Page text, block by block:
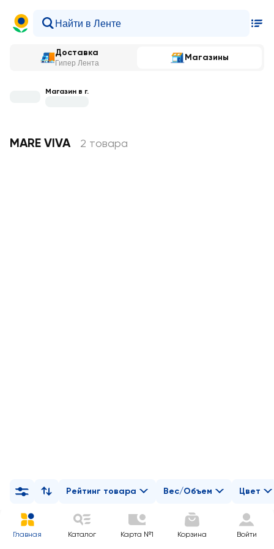
Доставка
Гипер Лента
Магазины
Магазин в г.
MARE VIVA 2 товара
Рейтинг товара Вес/Объем Цвет
Главная Каталог Карта №1 Корзина Войти